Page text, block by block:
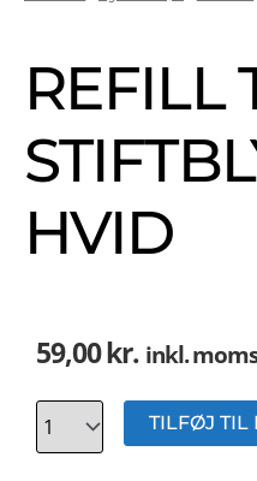
REFILL
HVID
59,00kr. inkl.
Antal TILFØJ TIL